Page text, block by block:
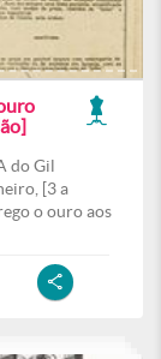
do Gil
[3 a
o ouro aos